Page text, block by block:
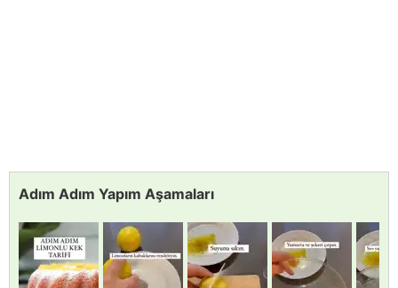
Adım Adım Yapım Aşamaları